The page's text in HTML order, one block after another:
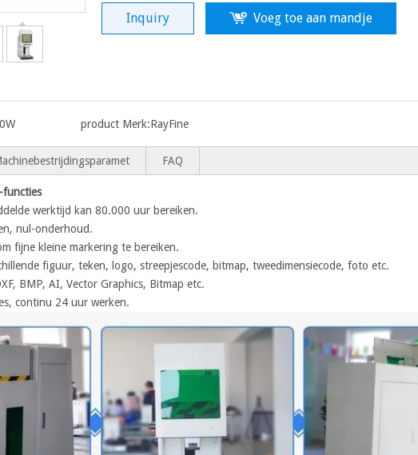
Inquiry Voeg toe aan mandje
product Merk:RayFine
FAQ
functies
werktijd kan 80.000 uur bereiken.
nul-onderhoud.
fijne kleine markering te bereiken.
figuur, teken, logo, streepjescode, bitmap, tweedimensiecode, foto etc.
BMP, AI, Vector Graphics, Bitmap etc.
continu 24 uur werken.